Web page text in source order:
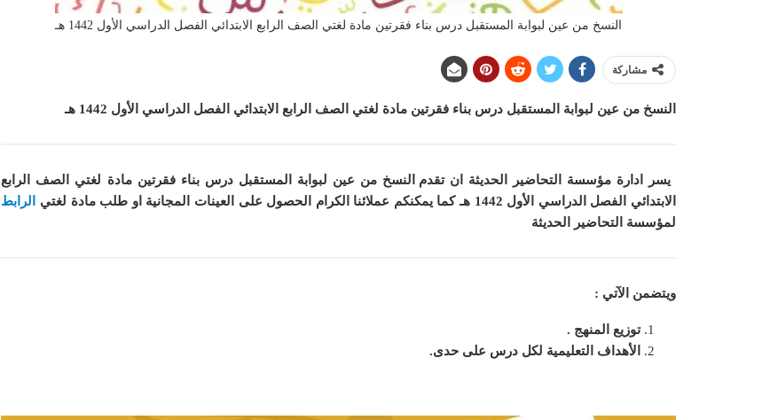
النسخ من عين لبوابة المستقبل درس بناء فقرتين مادة لغتي الصف الرابع الابتدائي الفصل الدراسي الأول 1442 هـ
مشاركة
النسخ من عين لبوابة المستقبل درس بناء فقرتين مادة لغتي الصف الرابع الابتدائي الفصل الدراسي الأول 1442 هـ
يسر ادارة مؤسسة التحاضير الحديثة ان تقدم النسخ من عين لبوابة المستقبل درس بناء فقرتين مادة لغتي الصف الرابع
الابتدائي الفصل الدراسي الأول 1442 هـ
كما يمكنكم عملائنا الكرام الحصول على العينات المجانية او طلب مادة لغتي
الرابط
لمؤسسة التحاضير الحديثة
ويتضمن الآتي :
توزيع المنهج .
الأهداف التعليمية لكل درس على حدى.